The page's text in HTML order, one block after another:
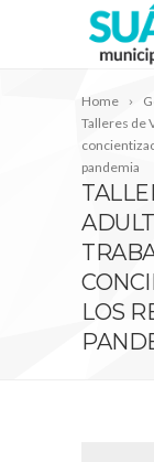
Home
Talleres de
pandemia
LOS